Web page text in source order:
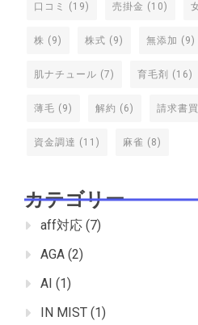
口コミ (19) 売掛金 (10)
株 (9) 株式 (9) 無添加 (9)
肌ナチュール (7) 育毛剤 (16)
薄毛 (9) 解約 (6) 請求書
資金調達 (11) 麻雀 (8)
カテゴリー
aff対応 (7)
AGA (2)
AI (1)
IN MIST (1)